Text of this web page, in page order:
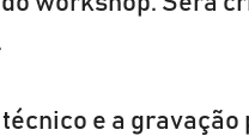
e a gravação